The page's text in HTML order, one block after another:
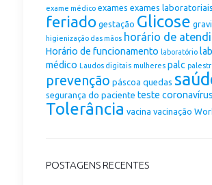
exame médico exames exames laboratoriais
feriado gestação Glicose
higienização das mãos horário de
Horário de funcionamento laboratório
médico Laudos digitais mulheres palc
prevenção páscoa quedas
segurança do paciente teste coronavírus
Tolerância vacina vacinação
POSTAGENS RECENTES